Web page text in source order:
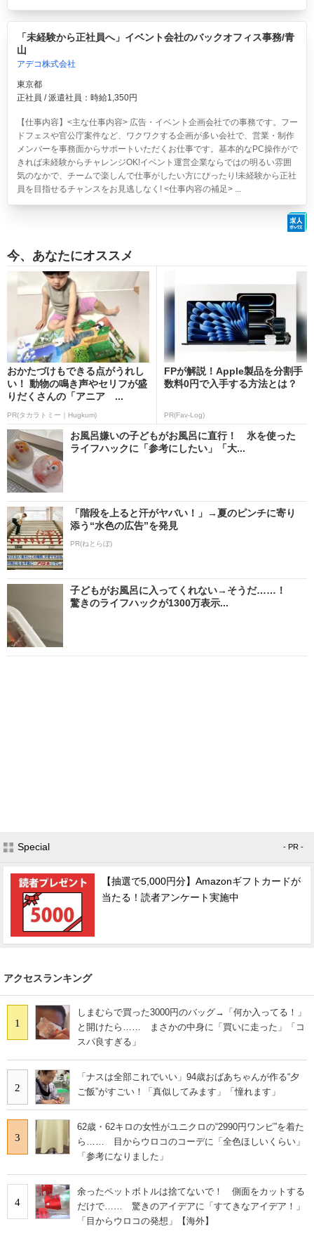
「未経験から正社員へ」イベント会社のバックオフィス事務/青
山
アデコ株式会社
東京都
正社員 / 派遣社員：時給1,350円
【仕事内容】<主な仕事内容> 広告・イベント企画会社での事務です。フー
ドフェスや官公庁案件など、ワクワクする企画が多い会社で、営業・制作
メンバーを事務面からサポートいただくお仕事です。基本的なPC操作がで
きれば未経験からチャレンジOK!イベント運営企業ならではの明るい雰囲
気のなかで、チームで楽しんで仕事がしたい方にぴったり!未経験から正社
員を目指せるチャンスをお見逃しなく! <仕事内容の補足> ...
今、あなたにオススメ
おかたづけもできる点がうれし
い！ 動物の鳴き声やセリフが盛
りだくさんの「アニア ...
PR(タカラトミー｜Hugkum)
FPが解説！Apple製品を分割手
数料0円で入手する方法とは？
PR(Fav-Log)
お風呂嫌いの子どもがお風呂に直行！ 氷を使った
ライフハックに「参考にしたい」「大...
「階段を上ると汗がヤバい！」→夏のピンチに寄り
添う“水色の広告”を発見
PR(ねとらぼ)
子どもがお風呂に入ってくれない→そうだ……！
驚きのライフハックが1300万表示...
Special - PR -
【抽選で5,000円分】Amazonギフトカードが
当たる！読者アンケート実施中
アクセスランキング
1
しまむらで買った3000円のバッグ→「何か入ってる！」
と開けたら…… まさかの中身に「買いに走った」「コ
スパ良すぎる」
2
「ナスは全部これでいい」94歳おばあちゃんが作る“夕
ご飯”がすごい！「真似してみます」「憧れます」
3
62歳・62キロの女性がユニクロの“2990円ワンピ”を着た
ら…… 目からウロコのコーデに「全色ほしいくらい」
「参考になりました」
4
余ったペットボトルは捨てないで！ 側面をカットする
だけで…… 驚きのアイデアに「すてきなアイデア！」
「目からウロコの発想」【海外】